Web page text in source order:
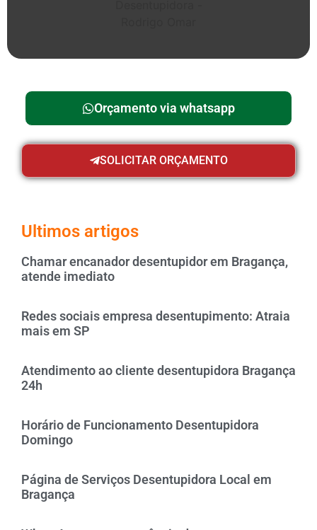
Orçamento via whatsapp
SOLICITAR ORÇAMENTO
Ultimos artigos
Chamar encanador desentupidor em Bragança,
atende imediato
Redes sociais empresa desentupimento: Atraia
mais em SP
Atendimento ao cliente desentupidora Bragança
24h
Horário de Funcionamento Desentupidora
Domingo
Página de Serviços Desentupidora Local em
Bragança